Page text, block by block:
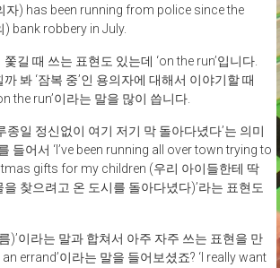
자) has been running from police since the
bank robbery in July.
길 때 쓰는 표현도 있는데 ‘on the run’입니다.
봐 ‘잠복 중’인 용의자에 대해서 이야기할 때
the run’이라는 말을 많이 씁니다.
종일 정신없이 여기 저기 막 돌아다녔다’는 의미
들어서 ‘I’ve been running all over town trying to
gifts for my children (우리 아이들한테 딱
찾으려고 온 도시를 돌아다녔다)’라는 표현도
)’이라는 말과 합쳐서 아주 자주 쓰는 표현을 만
errand’이라는 말을 들어보셨죠? ‘I really want